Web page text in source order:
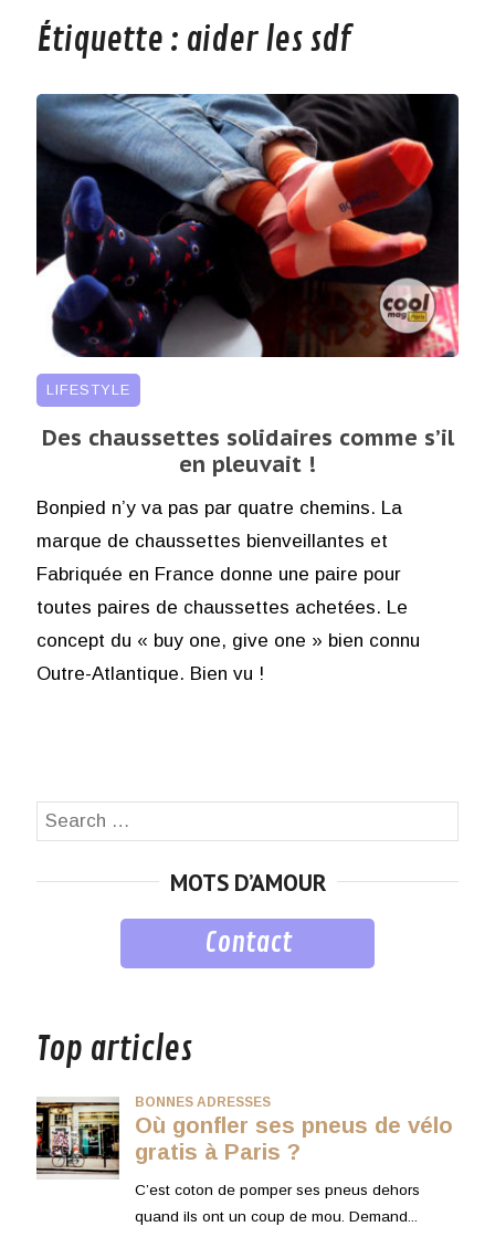
Étiquette : aider les sdf
LIFESTYLE
Des chaussettes solidaires comme s’il
en pleuvait !
Bonpied n’y va pas par quatre chemins. La
marque de chaussettes bienveillantes et
Fabriquée en France donne une paire pour
toutes paires de chaussettes achetées. Le
concept du « buy one, give one » bien connu
Outre-Atlantique. Bien vu !
Search
MOTS D’AMOUR
Contact
Top articles